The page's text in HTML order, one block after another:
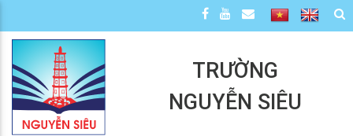
TRƯỜNG
NGUYỄN SIÊU